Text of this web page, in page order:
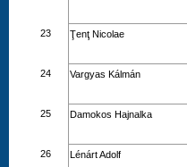
23 Ţenţ Nicolae
24 Vargyas Kálmán
25 Damokos Hajnalka
26 Lénárt Adolf